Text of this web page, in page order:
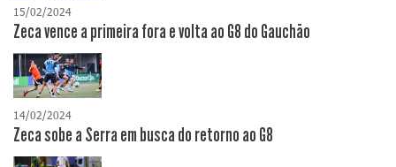
15/02/2024
Zeca vence a primeira fora e volta ao G8 do Gauchão
14/02/2024
Zeca sobe a Serra em busca do retorno ao G8